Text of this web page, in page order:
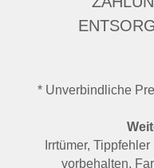
* Unverbindliche
Irrtümer,
vorbehalten.